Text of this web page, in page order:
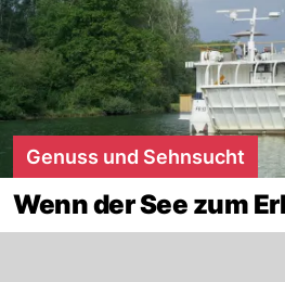
Genuss und Sehnsucht
Wenn der See zum